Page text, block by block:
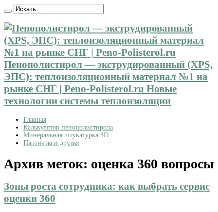
Пенополистирол — экструдированный (XPS,
ЭПС): теплоизоляционный материал №1 на
рынке СНГ | Peno-Polisterol.ru Новые
технологии системы теплоизоляции
Главная
Калькулятор пенополистирола
Минеральная штукатурка 3D
Партнеры и друзья
Архив меток: оценка 360 вопросы
Зоны роста сотрудника: как выбрать сервис
оценки 360